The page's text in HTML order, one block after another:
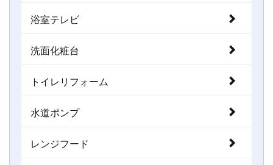
浴室テレビ
洗面化粧台
トイレリフォーム
水道ポンプ
レンジフード